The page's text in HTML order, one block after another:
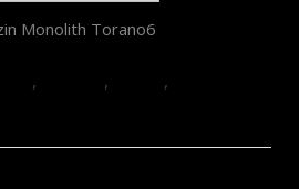
Monolith Torano6
, , ,